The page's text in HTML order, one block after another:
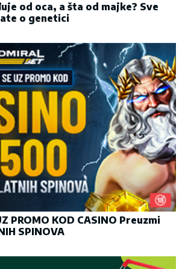
od oca, a šta od majke? Sve
o genetici
PROMO KOD CASINO Preuzmi
SPINOVA